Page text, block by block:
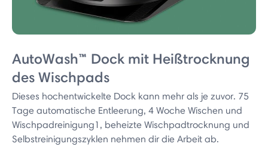
AutoWash™ Dock mit Heißtrocknung
des Wischpads
Dieses hochentwickelte Dock kann mehr als je zuvor. 75
Tage automatische Entleerung, 4 Woche Wischen und
Wischpadreinigung1, beheizte Wischpadtrocknung und
Selbstreinigungszyklen nehmen dir die Arbeit ab.